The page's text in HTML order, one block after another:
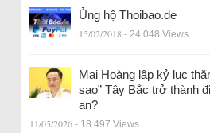
Ủng hộ Thoibao.de
15/02/2018 - 24.048 Views
Mai Hoàng lập kỷ lục
sao” Tây Bắc trở thành
an?
11/05/2026 - 18.497 Views